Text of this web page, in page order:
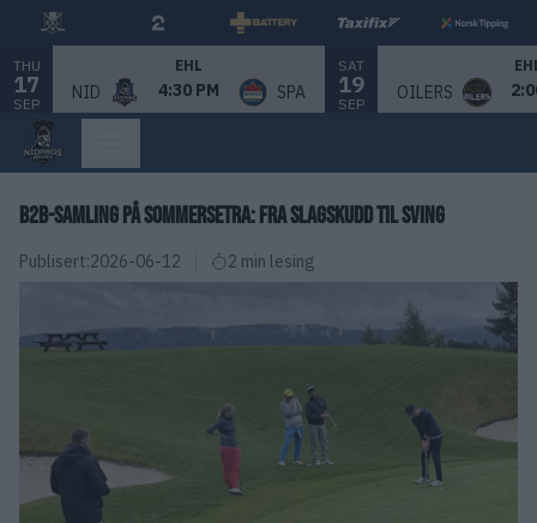
THU
17
SEP
EHL
NID 4:30 PM SPA
SAT
19
SEP
OILERS
B2B-SAMLING PÅ SOMMERSETRA: FRA SLAGSKUDD TIL SVING
Publisert:2026-06-12 2 min lesing